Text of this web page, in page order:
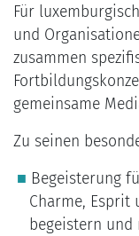
Für
und
zusammen
gemeinsame
Zu seinen
Begeisterung
Charme, Esprit
begeistern und